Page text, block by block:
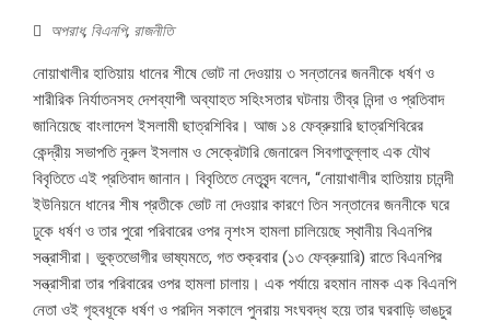
অপরাধ, বিএনপি, রাজনীতি
নোয়াখালীর হাতিয়ায় ধানের শীষে ভোট না দেওয়ায় ৩ সন্তানের জননীকে ধর্ষণ ও
শারীরিক নির্যাতনসহ দেশব্যাপী অব্যাহত সহিংসতার ঘটনায় তীব্র নিন্দা ও প্রতিবাদ
জানিয়েছে বাংলাদেশ ইসলামী ছাত্রশিবির। আজ ১৪ ফেব্রুয়ারি ছাত্রশিবিরের
কেন্দ্রীয় সভাপতি নূরুল ইসলাম ও সেক্রেটারি জেনারেল সিবগাতুল্লাহ এক যৌথ
বিবৃতিতে এই প্রতিবাদ জানান। বিবৃতিতে নেতৃবৃন্দ বলেন, “নোয়াখালীর হাতিয়ায় চানন্দী
ইউনিয়নে ধানের শীষ প্রতীকে ভোট না দেওয়ার কারণে তিন সন্তানের জননীকে ঘরে
ঢুকে ধর্ষণ ও তার পুরো পরিবারের ওপর নৃশংস হামলা চালিয়েছে স্থানীয় বিএনপির
সন্ত্রাসীরা। ভুক্তভোগীর ভাষ্যমতে, গত শুক্রবার (১৩ ফেব্রুয়ারি) রাতে বিএনপির
সন্ত্রাসীরা তার পরিবারের ওপর হামলা চালায়। এক পর্যায়ে রহমান নামক এক বিএনপি
নেতা ওই গৃহবধূকে ধর্ষণ ও পরদিন সকালে পুনরায় সংঘবদ্ধ হয়ে তার ঘরবাড়ি ভাঙচুর